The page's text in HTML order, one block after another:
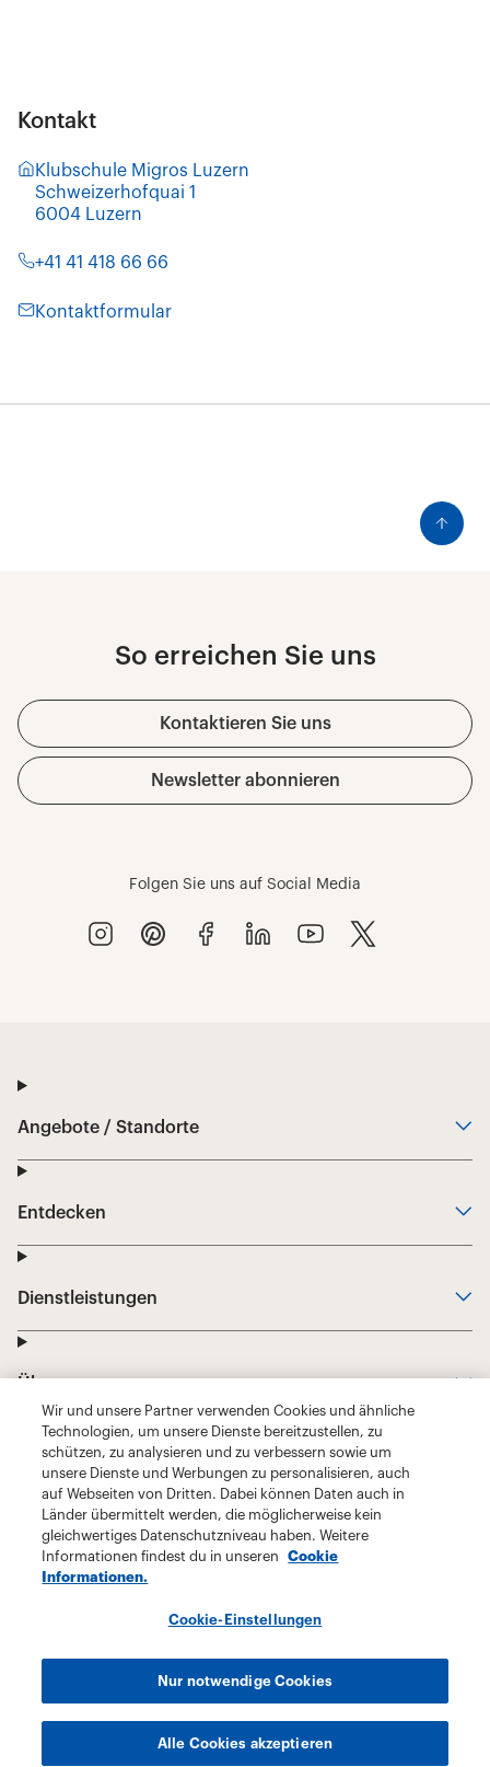
Wir und unsere Partner verwenden Cookies und ähnliche
Technologien, um unsere Dienste bereitzustellen, zu
schützen, zu analysieren und zu verbessern sowie um
unsere Dienste und Werbungen zu personalisieren, auch
auf Webseiten von Dritten. Dabei können Daten auch in
Länder übermittelt werden, die möglicherweise kein
gleichwertiges Datenschutzniveau haben. Weitere
Informationen findest du in unseren
Cookie
Informationen.
Cookie-Einstellungen
Nur notwendige Cookies
Alle Cookies akzeptieren